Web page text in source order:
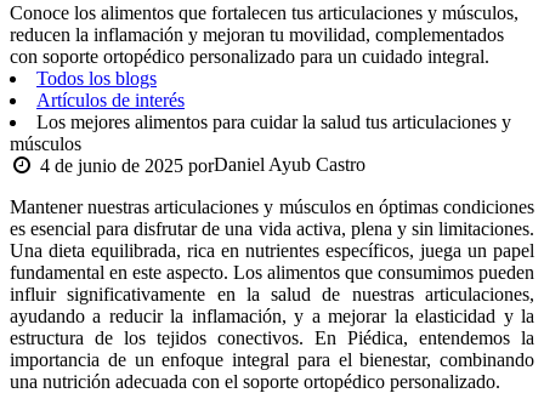
Conoce los alimentos que fortalecen tus articulaciones y músculos,
reducen la inflamación y mejoran tu movilidad, complementados
con soporte ortopédico personalizado para un cuidado integral.
Todos los blogs
Artículos de interés
Los mejores alimentos para cuidar la salud tus articulaciones y
músculos
4 de junio de 2025 porDaniel Ayub Castro
Mantener nuestras articulaciones y músculos en óptimas condiciones
es esencial para disfrutar de una vida activa, plena y sin limitaciones.
Una dieta equilibrada, rica en nutrientes específicos, juega un papel
fundamental en este aspecto. Los alimentos que consumimos pueden
influir significativamente en la salud de nuestras articulaciones,
ayudando a reducir la inflamación, y a mejorar la elasticidad y la
estructura de los tejidos conectivos. En Piédica, entendemos la
importancia de un enfoque integral para el bienestar, combinando
una nutrición adecuada con el soporte ortopédico personalizado.